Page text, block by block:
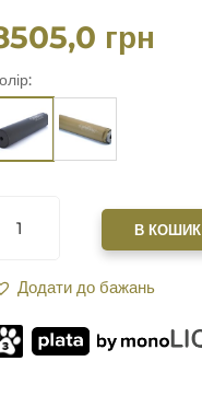
грн
В КОШИК
Додати до бажань